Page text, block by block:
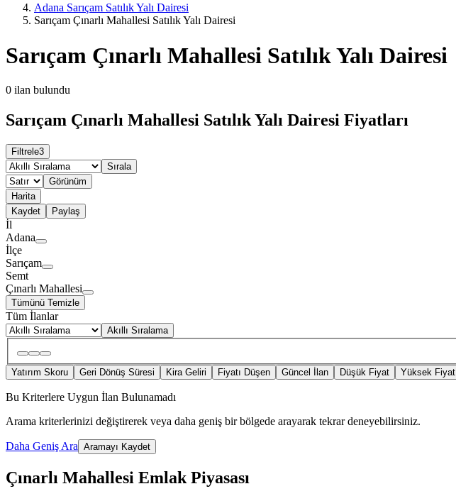
Adana Sarıçam Satılık Yalı Dairesi
Sarıçam Çınarlı Mahallesi Satılık Yalı Dairesi
Sarıçam Çınarlı Mahallesi Satılık Yalı Dairesi
0 ilan bulundu
Sarıçam Çınarlı Mahallesi Satılık Yalı Dairesi Fiyatları
Filtrele3
Sırala
Görünüm
Harita
Kaydet
Paylaş
İl
Adana
İlçe
Sarıçam
Semt
Çınarlı Mahallesi
Tümünü Temizle
Tüm İlanlar
Akıllı Sıralama
Yatırım Skoru Geri Dönüş Süresi Kira Geliri Fiyatı Düşen Güncel İlan Düşük Fiyat Yüksek Fiyat
Bu Kriterlere Uygun İlan Bulunamadı
Arama kriterlerinizi değiştirerek veya daha geniş bir bölgede arayarak tekrar deneyebilirsiniz.
Daha Geniş Ara Aramayı Kaydet
Çınarlı Mahallesi Emlak Piyasası